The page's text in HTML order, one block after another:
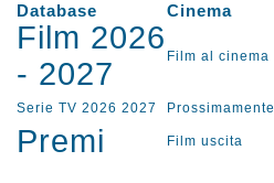
Database Cinema
Film 2026
- 2027 Film al cinema
Serie TV 2026 2027 Prossimamente
Premi Film uscita